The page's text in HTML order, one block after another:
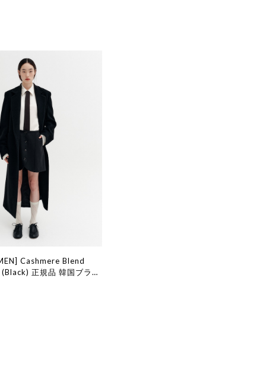
Cashmere Blend
正規品 韓国ブラン
舗